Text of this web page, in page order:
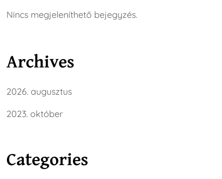
Nincs megjeleníthető bejegyzés.
Archives
2026. augusztus
2023. október
Categories